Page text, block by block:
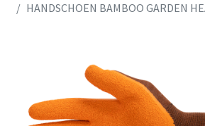
HANDSCHOEN BAMBOO GARDEN